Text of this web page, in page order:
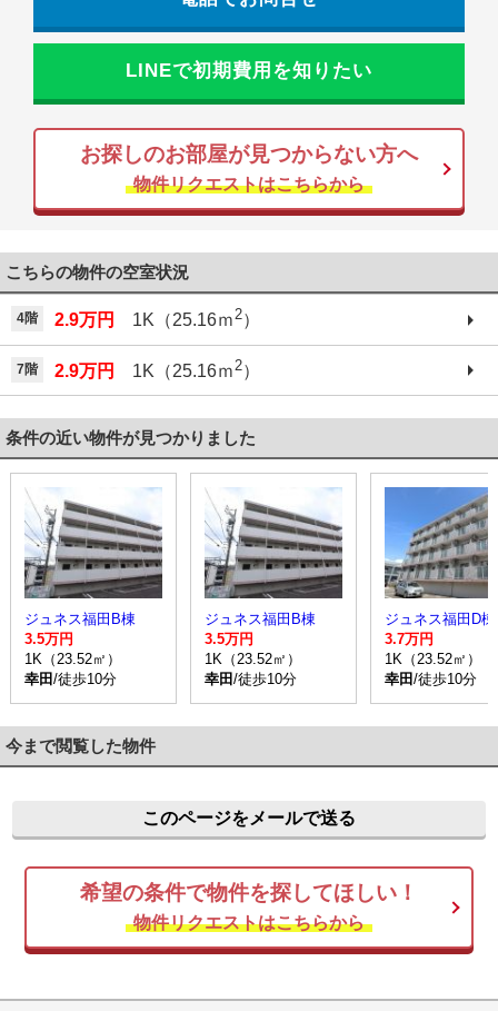
LINEで初期費用を知りたい
お探しのお部屋が見つからない方へ
物件リクエストはこちらから
こちらの物件の空室状況
4階 2.9万円 1K（25.16ｍ2）
7階 2.9万円 1K（25.16ｍ 2）
条件の近い物件が見つかりました
ジュネス福田B棟
3.5万円
1K（23.52㎡）
幸田 /徒歩10分
ジュネス福田B棟
3.5万円
1K（23.52㎡）
幸田 /徒歩10分
ジュネス福田D棟
3.7万円
1K（23.52㎡）
幸田 /徒歩10分
今まで閲覧した物件
このページをメールで送る
希望の条件で物件を探してほしい！
物件リクエストはこちらから